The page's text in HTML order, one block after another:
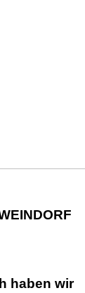
haben wir